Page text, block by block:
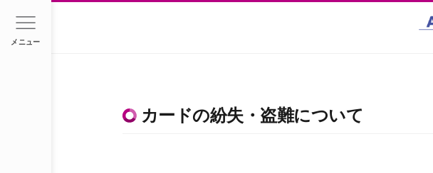
カードの紛失・盗難について
メニュー